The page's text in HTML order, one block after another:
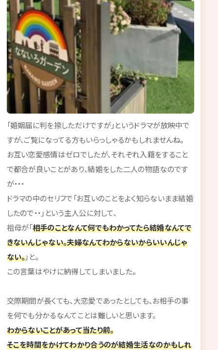
「婚姻届に判を捺しただけですが」というドラマが放映中で
すが、ご覧になってる方もいらっしゃるかもしれませんね。
お互い恋愛感情はゼロでしたが、それぞれ入籍をすること
で都合が良いことがあり、結婚をした二人の物語なのです
が・・・
ドラマの中のセリフで「お互いのことをよく知らないまま結婚
したので・・」という主人公に対して、
祖母が「相手のことなんて何でもわかってたら結婚なんてで
きないんじゃない。夫婦なんてわからないからいいんじゃ
ない。」と。
この言葉はやけに納得してしまいました。
交際期間が長くても、大恋愛であったとしても、お相手の事
を何でも分かるなんてことは難しいと思います。
わからないことがあって当たり前。
そこを時間をかけてわかり合うのが結婚生活なのかもしれ